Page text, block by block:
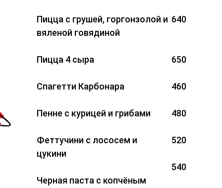
640
650
460
480
520
540
Пицца с грушей, горгонзолой и
вяленой говядиной
Пицца 4 сыра
Спагетти Карбонара
Пенне с курицей и грибами
Феттучини с лососем и
цукини
Черная паста с копчёным